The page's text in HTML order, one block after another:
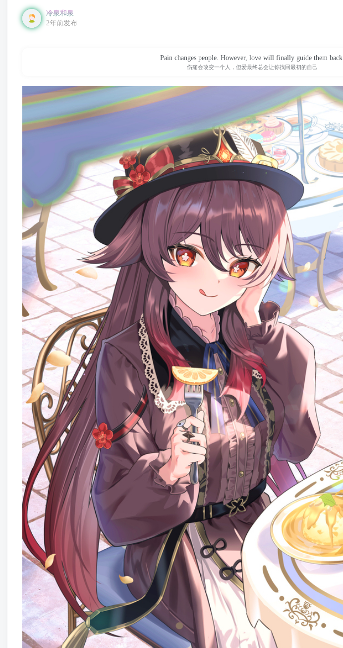
冷泉和泉
2年前发布
Pain changes people. However, love will finally guide them back.
伤痛会改变一个人，但爱最终总会让你找回最初的自己